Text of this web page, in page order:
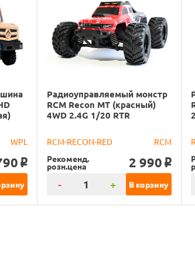
WPL
o
Радиоуправляемый монстр
RCM Recon MT (красный)
4WD 2.4G 1/20 RTR
RCM-RECON-RED
RCM
Рекоменд.
розн.цена 2 990 o
- + В корзину